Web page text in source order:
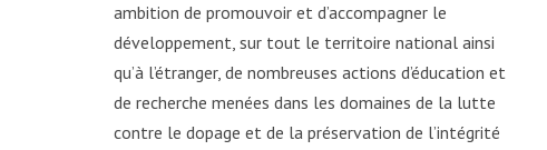
ambition de promouvoir et d’accompagner le
développement, sur tout le territoire national ainsi
qu’à l’étranger, de nombreuses actions d’éducation et
de recherche menées dans les domaines de la lutte
contre le dopage et de la préservation de l’intégrité